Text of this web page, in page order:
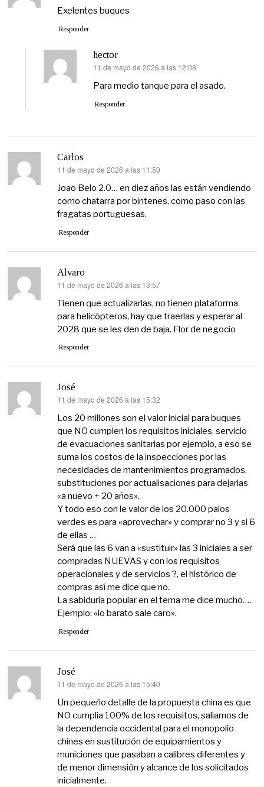
Exelentes buques
Responder
hector
dice:
11 de mayo de 2026 a las 12:08
Para medio tanque para el asado.
Responder
Carlos
dice:
11 de mayo de 2026 a las 11:50
Joao Belo 2.0… en diez años las están vendiendo
como chatarra por bintenes, como paso con las
fragatas portuguesas.
Responder
Alvaro
dice:
11 de mayo de 2026 a las 13:57
Tienen que actualizarlas, no tienen plataforma
para helicópteros, hay que traerlas y esperar al
2028 que se les den de baja. Flor de negocio
Responder
José
dice:
11 de mayo de 2026 a las 15:32
Los 20 millones son el valor inicial para buques
que NO cumplen los requisitos iniciales, servicio
de evacuaciones sanitarias por ejemplo, a eso se
suma los costos de la inspecciones por las
necesidades de mantenimientos programados,
substituciones por actualisaciones para dejarlas
«a nuevo + 20 años».
Y todo eso con le valor de los 20.000 palos
verdes es para «aprovechar» y comprar no 3 y si 6
de ellas …
Será que las 6 van a «sustituir» las 3 iniciales a ser
compradas NUEVAS y con los requisitos
operacionales y de servicios ?, el histórico de
compras así me dice que no.
La sabiduria popular en el tema me dice mucho….
Ejemplo: «lo barato sale caro».
Responder
José
dice:
11 de mayo de 2026 a las 15:40
Un pequeño detalle de la propuesta china es que
NO cumplia 100% de los requisitos, saliamos de
la dependencia occidental para el monopolio
chines en sustitución de equipamientos y
municiones que pasaban a calibres diferentes y
de menor dimensión y alcance de los solicitados
inicialmente.